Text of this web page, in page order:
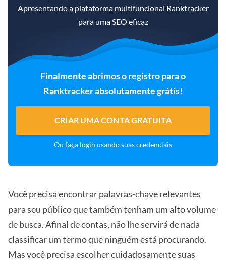
Apresentando a plataforma multifuncional Ranktracker
para uma SEO eficaz
Finalmente abrimos o registro para o
Ranktracker absolutamente grátis!
CRIAR UMA CONTA GRATUITA
Ou faça login usando suas credenciais
Você precisa encontrar palavras-chave relevantes
para seu público que também tenham um alto volume
de busca. Afinal de contas, não lhe servirá de nada
classificar um termo que ninguém está procurando.
Mas você precisa escolher cuidadosamente suas